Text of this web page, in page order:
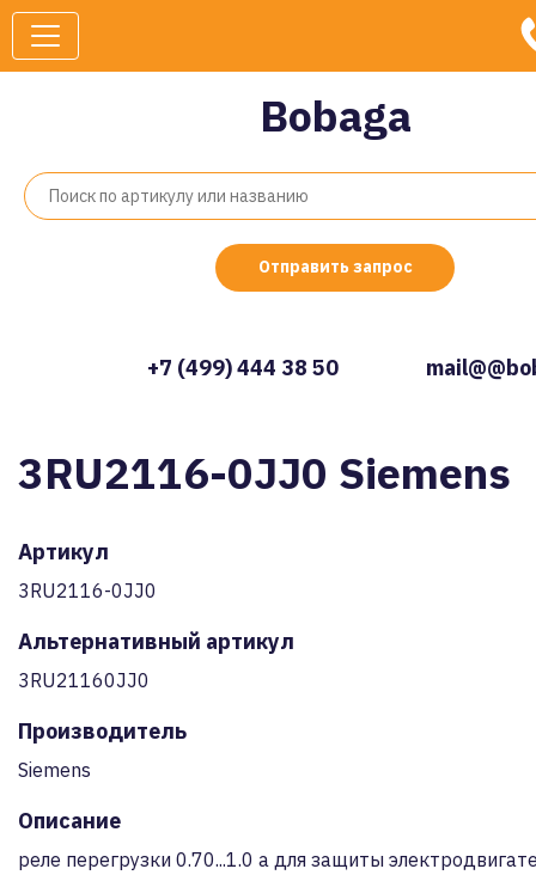
Bobaga
Отправить запрос
+7 (499) 444 38 50
3RU2116-0JJ0 Siemens
Артикул
3RU2116-0JJ0
Альтернативный артикул
3RU21160JJ0
Производитель
Siemens
Описание
реле перегрузки 0.70...1.0 a для защиты